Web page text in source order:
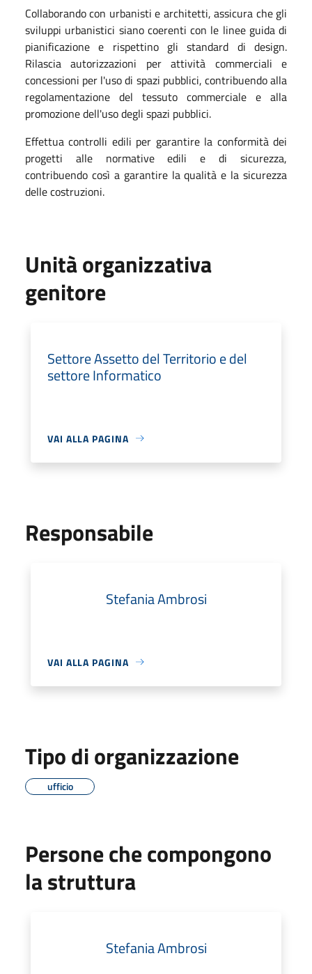
Collaborando con urbanisti e architetti, assicura che gli
sviluppi urbanistici siano coerenti con le linee guida di
pianificazione e rispettino gli standard di design.
Rilascia autorizzazioni per attività commerciali e
concessioni per l'uso di spazi pubblici, contribuendo alla
regolamentazione del tessuto commerciale e alla
promozione dell'uso degli spazi pubblici.
Effettua controlli edili per garantire la conformità dei
progetti alle normative edili e di sicurezza,
contribuendo così a garantire la qualità e la sicurezza
delle costruzioni.
Unità organizzativa
genitore
Settore Assetto del Territorio e del
settore Informatico
VAI ALLA PAGINA
Responsabile
Stefania Ambrosi
VAI ALLA PAGINA
Tipo di organizzazione
ufficio
Persone che compongono
la struttura
Stefania Ambrosi